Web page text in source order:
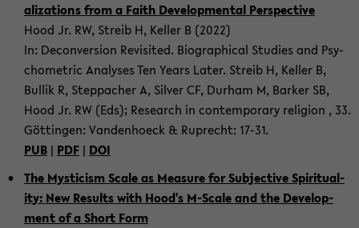
al­iza­tions from a Faith De­vel­op­men­tal Per­spec­tive
Hood Jr. RW, Streib H, Keller B (2022)
In: De­con­ver­sion Re­vis­ited. Bi­o­graph­i­cal Stud­ies and Psy­
cho­me­t­ric Analy­ses Ten Years Later. Streib H, Keller B,
Bul­lik R, Step­pacher A, Sil­ver CF, Durham M, Barker SB,
Hood Jr. RW (Eds); Re­search in con­tem­po­rary re­li­gion , 33.
Göttin­gen: Van­den­hoeck & Ruprecht: 17-31.
PUB | PDF | DOI
The Mys­ti­cism Scale as Mea­sure for Sub­jec­tive Spir­i­tu­al­
ity: New Re­sults with Hood's M-​Scale and the De­vel­op­
ment of a Short Form